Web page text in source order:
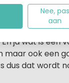
op
camping
uitdagende
ja wat is een
ook een
dus dat wordt
Nee, pas
aan